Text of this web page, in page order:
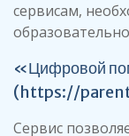
сервисам,
«Цифровой
(https://
Сервис